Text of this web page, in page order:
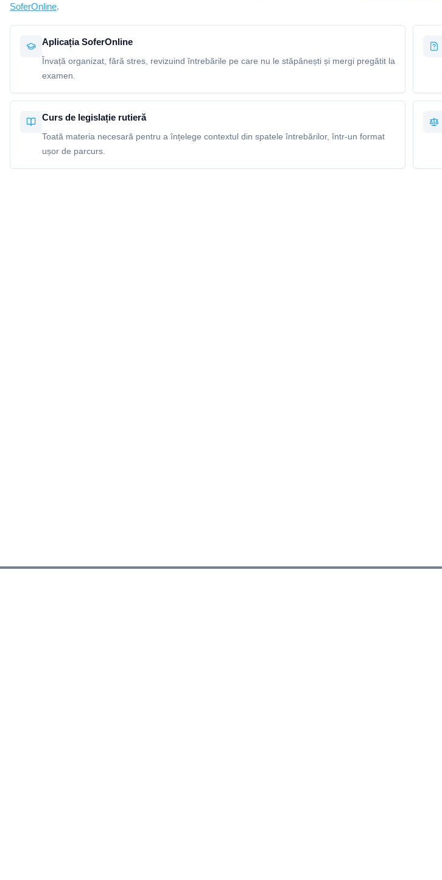
SoferOnline.
Aplicația SoferOnline
Învață organizat, fără stres, revizuind întrebările pe care nu le stăpânești și mergi pregătit la
examen.
Curs de legislație rutieră
Toată materia necesară pentru a înțelege contextul din spatele întrebărilor, într-un format
ușor de parcurs.